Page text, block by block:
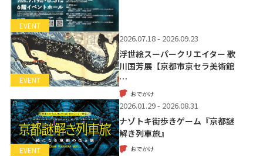
EVENT
EVENT
2026.07.18 - 2026.09.23
浮世絵スーパークリエイター 歌
川国芳展【京都市京セラ美術館
…
おでかけ
EVENT
2026.01.29 - 2026.08.31
ナゾトキ街歩きゲーム『京都謎
解き列車旅』
おでかけ